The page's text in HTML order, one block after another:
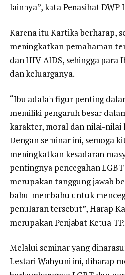
lainnya”, kata Penasihat DWP
Karena itu Kartika berharap,
meningkatkan pemahaman
dan HIV AIDS, sehingga para
dan keluarganya.
“Ibu adalah figur penting
memiliki pengaruh besar
karakter, moral dan nilai-nilai
Dengan seminar ini, semoga
meningkatkan kesadaran
pentingnya pencegahan
merupakan tanggung jawab
bahu-membahu untuk
penularan tersebut”, Harap
merupakan Penjabat Ketua
Melalui seminar yang
Lestari Wahyuni ini, diharap